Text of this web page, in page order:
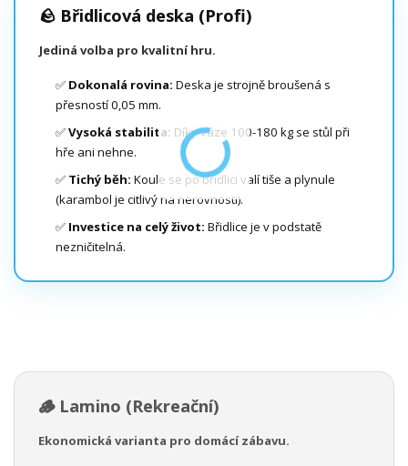
🪨 Břidlicová deska (Profi)
Jediná volba pro kvalitní hru.
✅ Dokonalá rovina: Deska je strojně broušená s
přesností 0,05 mm.
✅Vysoká stabilita: Díky váze 100-180 kg se stůl při
hře ani nehne.
✅ Tichý běh: Koule se po břidlici valí tiše a plynule
(karambol je citlivý na nerovnosti).
✅ Investice na celý život: Břidlice je v podstatě
nezničitelná.
🪵 Lamino (Rekreační)
Ekonomická varianta pro domácí zábavu.